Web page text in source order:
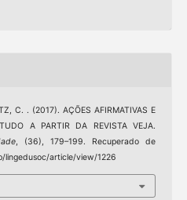
C. . (2017). AÇÕES AFIRMATIVAS E
A PARTIR DA REVISTA VEJA.
, (36), 179–199. Recuperado de
lingedusoc/article/view/1226